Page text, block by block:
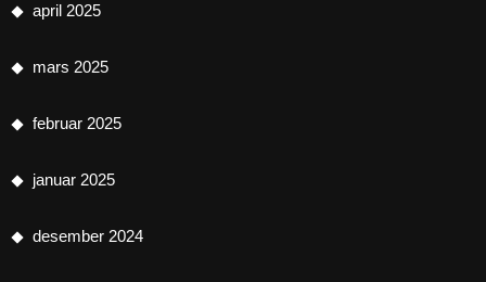
april 2025
mars 2025
februar 2025
januar 2025
desember 2024